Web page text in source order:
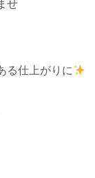
せ
る仕上がりに